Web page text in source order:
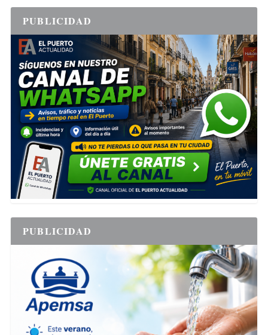
PUBLICIDAD
PUBLICIDAD